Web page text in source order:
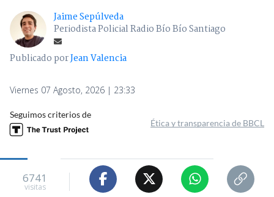
Jaime Sepúlveda
Periodista Policial Radio Bío Bío Santiago
Publicado porJean Valencia
Viernes 07 Agosto, 2026 | 23:33
Seguimos criterios de
Ética y transparencia de BBCL
6741
visitas